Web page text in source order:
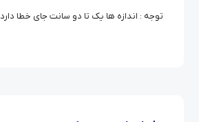
توجه : اندازه ها یک تا دو سانت جای خطا دارد